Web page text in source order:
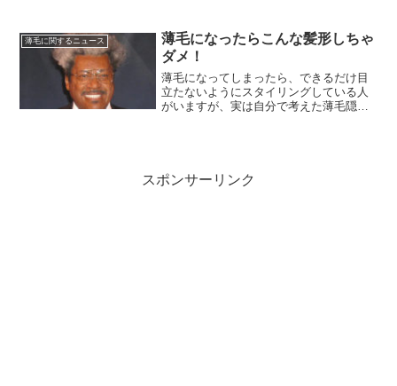
なる」と答えており、女性はやはり男性
の薄毛を気にしてい...
薄毛に関するニュース
薄毛になったらこんな髪形しちゃ
ダメ！
薄毛になってしまったら、できるだけ目
立たないようにスタイリングしている人
がいますが、実は自分で考えた薄毛隠し
リングしていることが判明。あなたも間
違ったスタイリングをしていませんか？
スポンサーリンク